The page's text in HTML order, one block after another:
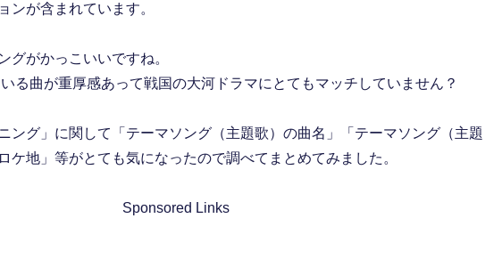
ンが含まれています。
グがかっこいいですね。
る曲が重厚感あって戦国の大河ドラマにとてもマッチしていません？
ング」に関して「テーマソング（主題歌）の曲名」「テーマソング（主題
ケ地」等がとても気になったので調べてまとめてみました。
Sponsored Links